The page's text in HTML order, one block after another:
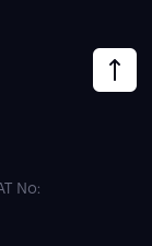
No: